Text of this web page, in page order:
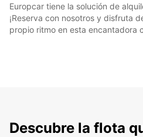
Europcar tiene la solución de
¡Reserva con nosotros y disfruta
propio ritmo en esta encantadora
Descubre la flota